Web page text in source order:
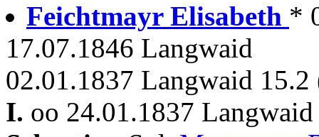
Feichtmayr Elisabeth *
17.07.1846 Langwaid
02.01.1837 Langwaid
I. oo 24.01.1837